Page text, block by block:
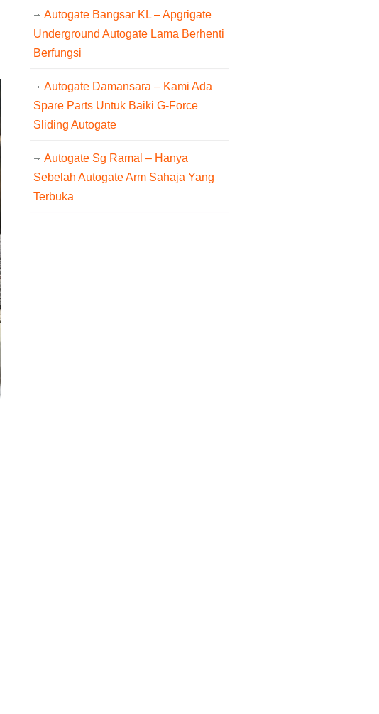
Autogate Bangsar KL – Apgrigate
Underground Autogate Lama Berhenti
Berfungsi
Autogate Damansara – Kami Ada
Spare Parts Untuk Baiki G-Force
Sliding Autogate
Autogate Sg Ramal – Hanya
Sebelah Autogate Arm Sahaja Yang
Terbuka